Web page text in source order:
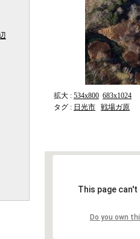
拡大 : 534x800 683x1024
タグ : 日光市 戦場ガ原
This page
Do you own